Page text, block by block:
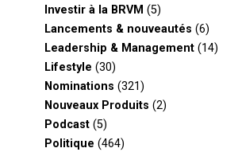
Investir à la BRVM (5)
Lancements & nouveautés (6)
Leadership & Management (14)
Lifestyle (30)
Nominations (321)
Nouveaux Produits (2)
Podcast (5)
Politique (464)